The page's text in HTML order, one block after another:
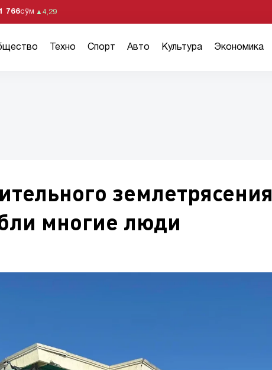
766сўм ▲ 4,29
Техно Спорт Авто Культура Экономика
землетрясения
многие люди